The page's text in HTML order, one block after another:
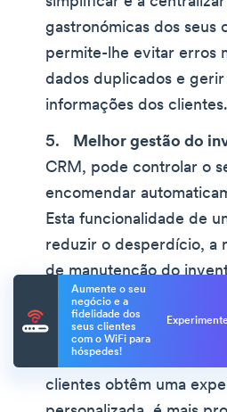
gastronómicas dos seus
permite-lhe evitar erros
dados duplicados e
informações dos clientes.
Melhor gestão do
CRM, pode controlar o
encomendar
Esta funcionalidade de
reduzir o desperdício, a
de manutenção do
que o seu restaurante
ingredientes
Aumento da receita
clientes obtêm uma
Aumente o seu
negócio e a
fidelidade dos
seus clientes
com o WiFi para
hóspedes!